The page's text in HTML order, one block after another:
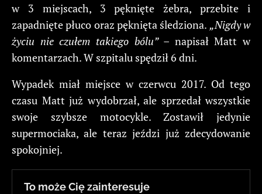
w 3 miejscach, 3 pęknięte żebra, przebite i
zapadnięte płuco oraz pęknięta śledziona. „Nigdy w
życiu nie czułem takiego bólu”– napisał Matt w
komentarzach. W szpitalu spędził 6 dni.
Wypadek miał miejsce w czerwcu 2017. Od tego
czasu Matt już wydobrzał, ale sprzedał wszystkie
swoje szybsze motocykle. Zostawił jedynie
supermociaka, ale teraz jeździ już zdecydowanie
spokojniej.
To może Cię zainteresuje